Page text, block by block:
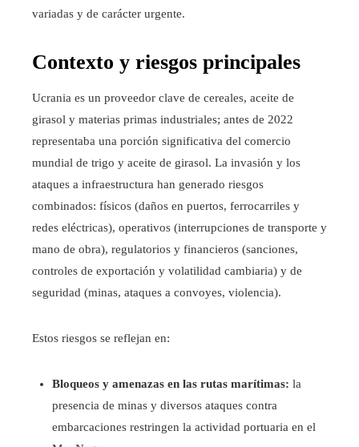
variadas y de carácter urgente.
Contexto y riesgos principales
Ucrania es un proveedor clave de cereales, aceite de
girasol y materias primas industriales; antes de 2022
representaba una porción significativa del comercio
mundial de trigo y aceite de girasol. La invasión y los
ataques a infraestructura han generado riesgos
combinados: físicos (daños en puertos, ferrocarriles y
redes eléctricas), operativos (interrupciones de transporte y
mano de obra), regulatorios y financieros (sanciones,
controles de exportación y volatilidad cambiaria) y de
seguridad (minas, ataques a convoyes, violencia).
Estos riesgos se reflejan en:
Bloqueos y amenazas en las rutas marítimas: la
presencia de minas y diversos ataques contra
embarcaciones restringen la actividad portuaria en el